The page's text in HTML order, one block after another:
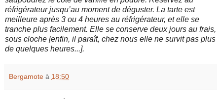
réfrigérateur jusqu’au moment de déguster. La tarte est
meilleure après 3 ou 4 heures au réfrigérateur, et elle se
tranche plus facilement. Elle se conserve deux jours au frais,
sous cloche [enfin, il paraît, chez nous elle ne survit pas plus
de quelques heures...].
Bergamote à 18:50